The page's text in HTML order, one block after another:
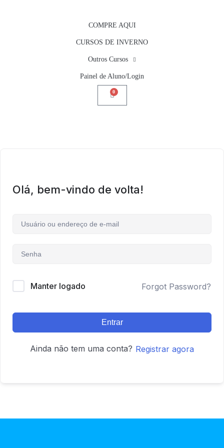
COMPRE AQUI
CURSOS DE INVERNO
Outros Cursos
Painel de Aluno/Login
0
Olá, bem-vindo de volta!
Manter logado Forgot Password?
Entrar
Ainda não tem uma conta? Registrar agora